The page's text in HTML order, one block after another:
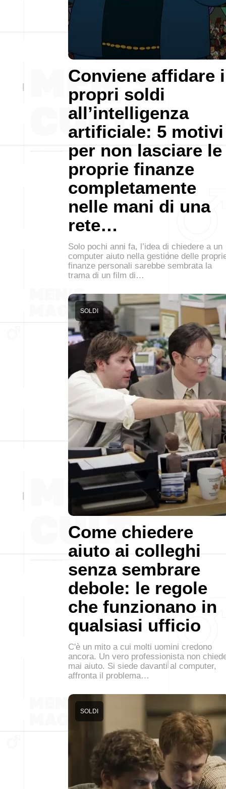
Conviene affidare i
propri soldi
all’intelligenza
artificiale: 5 motivi
per non lasciare le
proprie finanze
completamente
nelle mani di una
rete…
Solo pochi anni fa, l’idea di chiedere a un
computer aiuto nella gestione delle
finanze personali sarebbe sembrata la
trama di un film di…
Come chiedere
aiuto ai colleghi
senza sembrare
debole: le regole
che funzionano in
qualsiasi ufficio
SOLDI
C'è un mito a cui molti uomini credono
ancora. Un vero professionista non
mai aiuto. Si siede davanti al computer,
affronta il problema…
SOLDI